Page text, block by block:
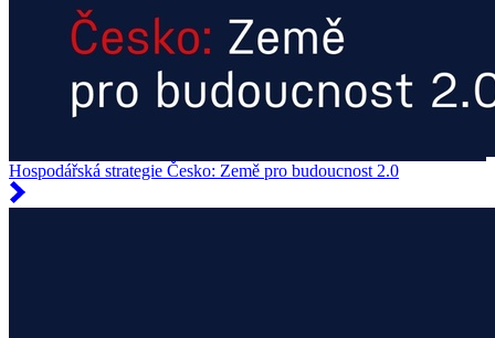
Hospodářská strategie Česko: Země pro budoucnost 2.0